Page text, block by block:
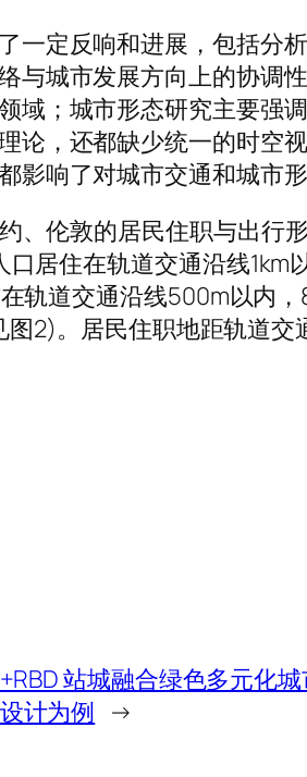
一定反响和进展，包括分
与城市发展方向上的协调
域；城市形态研究主要强
论，还都缺少统一的时空
响了对城市交通和城市形
、伦敦的居民住职与出行
居住在轨道交通沿线1km
轨道交通沿线500m以内
2)。居民住职地距轨道交
站城融合绿色多元化
计为例 →